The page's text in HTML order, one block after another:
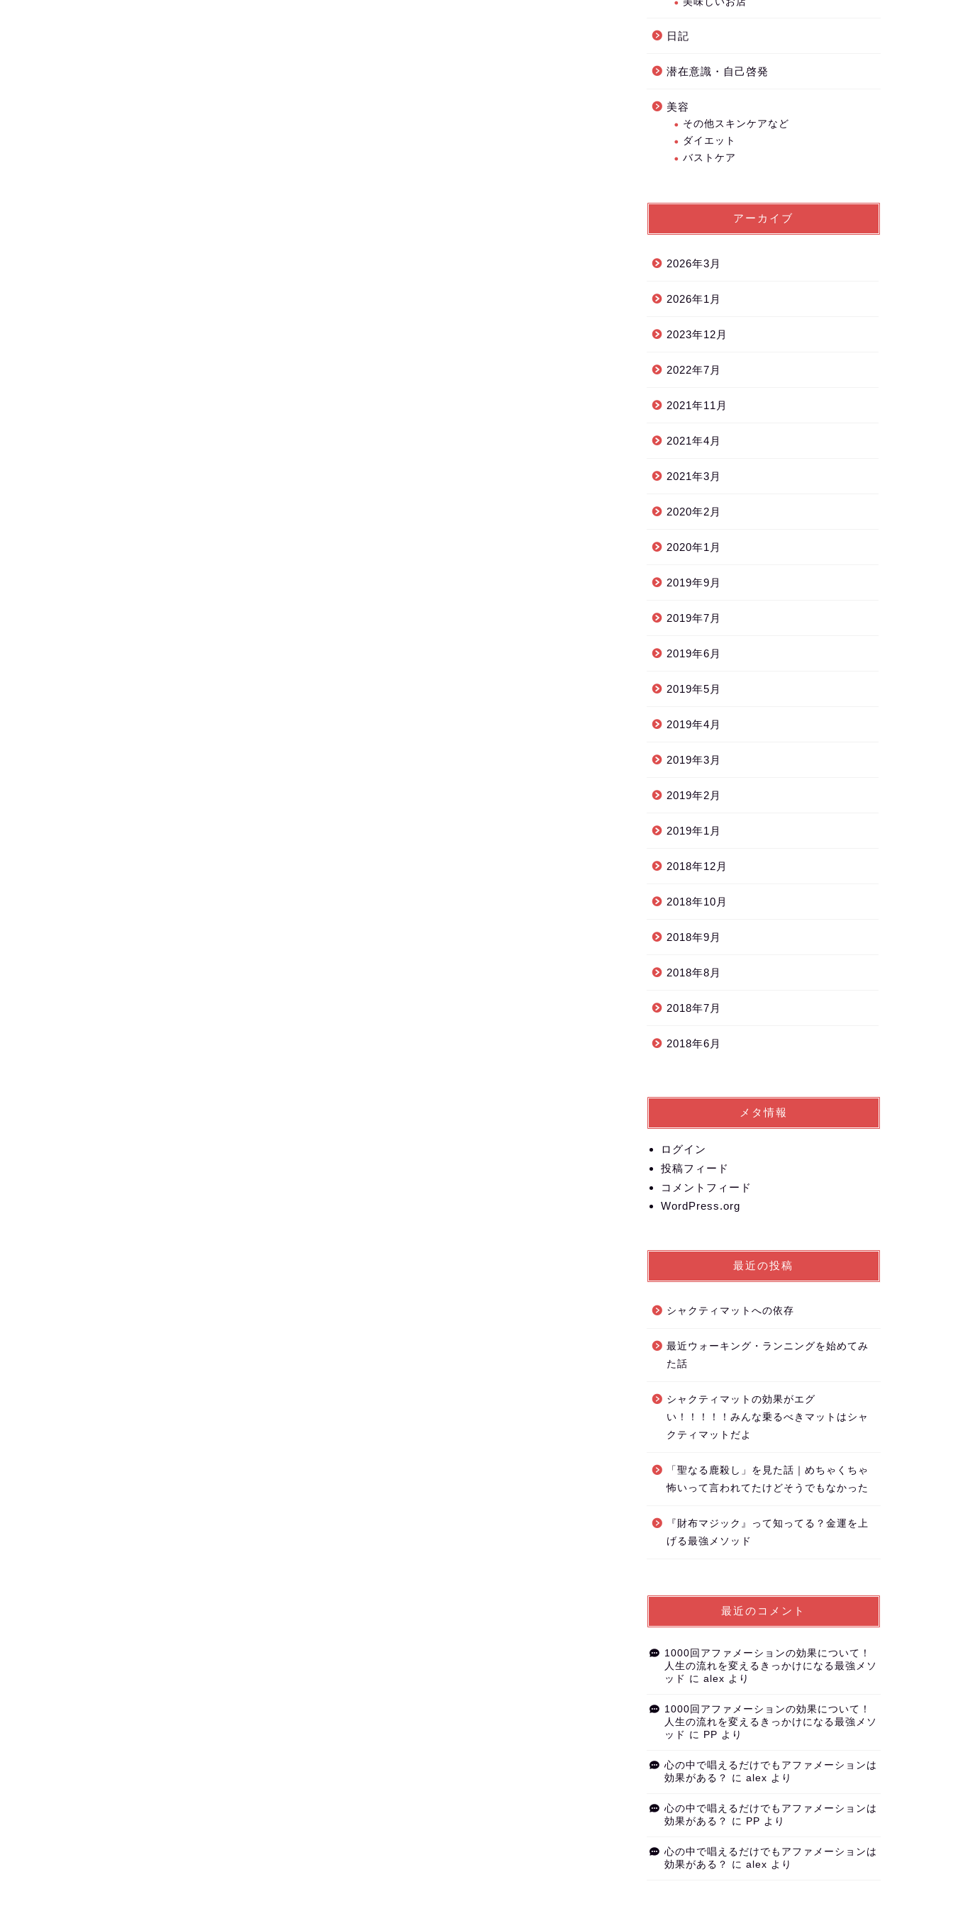
日記
潜在意識・自己啓発
美容
その他スキンケアなど
ダイエット
バストケア
アーカイブ
2026年3月
2026年1月
2023年12月
2022年7月
2021年11月
2021年4月
2021年3月
2020年2月
2020年1月
2019年9月
2019年7月
2019年6月
2019年5月
2019年4月
2019年3月
2019年2月
2019年1月
2018年12月
2018年10月
2018年9月
2018年8月
2018年7月
2018年6月
メタ情報
ログイン
投稿フィード
コメントフィード
WordPress.org
最近の投稿
シャクティマットへの依存
最近ウォーキング・ランニングを始めてみ
た話
シャクティマットの効果がエグ
い！！！！！みんな乗るべきマットはシャ
クティマットだよ
「聖なる鹿殺し」を見た話｜めちゃくちゃ
怖いって言われてたけどそうでもなかった
『財布マジック』って知ってる？金運を上
げる最強メソッド
最近のコメント
1000回アファメーションの効果について！
人生の流れを変えるきっかけになる最強メソ
ッド に alex より
1000回アファメーションの効果について！
人生の流れを変えるきっかけになる最強メソ
ッド に PP より
心の中で唱えるだけでもアファメーションは
効果がある？
に alex より
心の中で唱えるだけでもアファメーションは
効果がある？
に PP より
心の中で唱えるだけでもアファメーションは
効果がある？
に alex より